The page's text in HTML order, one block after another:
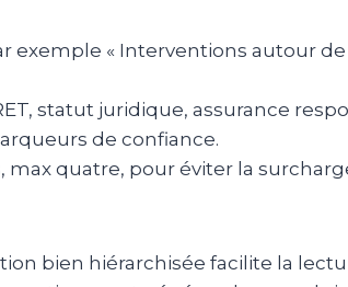
exemple « Interventions autour
statut juridique, assurance
de confiance.
, max quatre, pour éviter la
bien hiérarchisée facilite la